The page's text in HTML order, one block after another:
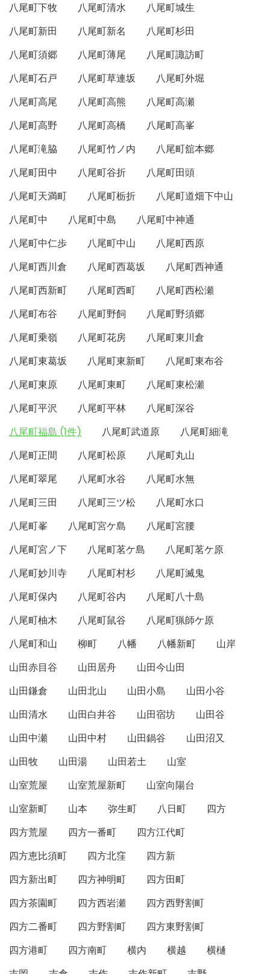
八尾町下牧
八尾町清水
八尾町城生
八尾町新田
八尾町新名
八尾町杉田
八尾町須郷
八尾町薄尾
八尾町諏訪町
八尾町石戸
八尾町草連坂
八尾町外堀
八尾町高尾
八尾町高熊
八尾町高瀬
八尾町高野
八尾町高橋
八尾町高峯
八尾町滝脇
八尾町竹ノ内
八尾町舘本郷
八尾町田中
八尾町谷折
八尾町田頭
八尾町天満町
八尾町栃折
八尾町道畑下中山
八尾町中
八尾町中島
八尾町中神通
八尾町中仁歩
八尾町中山
八尾町西原
八尾町西川倉
八尾町西葛坂
八尾町西神通
八尾町西新町
八尾町西町
八尾町西松瀬
八尾町布谷
八尾町野飼
八尾町野須郷
八尾町乗嶺
八尾町花房
八尾町東川倉
八尾町東葛坂
八尾町東新町
八尾町東布谷
八尾町東原
八尾町東町
八尾町東松瀬
八尾町平沢
八尾町平林
八尾町深谷
八尾町福島 (1件)
八尾町武道原
八尾町細滝
八尾町正間
八尾町松原
八尾町丸山
八尾町翠尾
八尾町水谷
八尾町水無
八尾町三田
八尾町三ツ松
八尾町水口
八尾町峯
八尾町宮ケ島
八尾町宮腰
八尾町宮ノ下
八尾町茗ケ島
八尾町茗ケ原
八尾町妙川寺
八尾町村杉
八尾町滅鬼
八尾町保内
八尾町谷内
八尾町八十島
八尾町柚木
八尾町鼠谷
八尾町猟師ケ原
八尾町和山
柳町 八幡 八幡新町
山岸
山田赤目谷
山田居舟
山田今山田
山田鎌倉
山田北山 山田小島
山田小谷
山田清水
山田白井谷 山田宿坊
山田谷
山田中瀬
山田中村 山田鍋谷
山田沼又
山田牧
山田湯 山田若土
山室
山室荒屋
山室荒屋新町
山室向陽台
山室新町
山本 弥生町 八日町
四方
四方荒屋
四方一番町
四方江代町
四方恵比須町
四方北窪
四方新
四方新出町
四方神明町
四方田町
四方茶園町
四方西岩瀬
四方西野割町
四方二番町
四方野割町
四方東野割町
四方港町
四方南町 横内 横越
横樋